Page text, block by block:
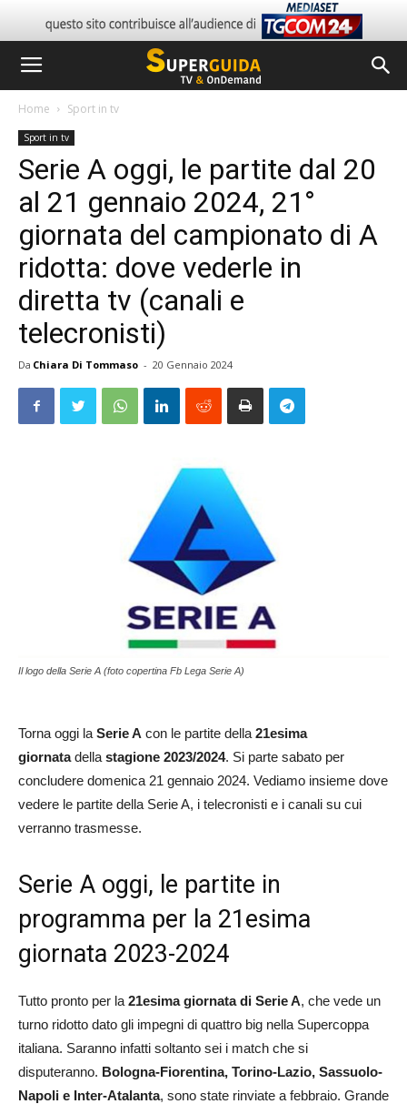
Home Sport in tv
Sport in tv
Serie A oggi, le partite dal 20
al 21 gennaio 2024, 21°
giornata del campionato di A
ridotta: dove vederle in
diretta tv (canali e
telecronisti)
Da Chiara Di Tommaso - 20 Gennaio 2024
Il logo della Serie A (foto copertina Fb Lega Serie A)
Torna oggi la Serie A con le partite della 21esima
giornatadella stagione 2023/2024. Si parte sabato per
concludere domenica 21 gennaio 2024. Vediamo insieme dove
vedere le partite della Serie A, i telecronisti e i canali su cui
verranno trasmesse.
Serie A oggi, le partite in
programma per la 21esima
giornata 2023-2024
Tutto pronto per la 21esima giornata di Serie A, che vede un
turno ridotto dato gli impegni di quattro big nella Supercoppa
italiana. Saranno infatti soltanto sei i match che si
disputeranno. Bologna-Fiorentina, Torino-Lazio, Sassuolo-
Napoli e Inter-Atalanta, sono state rinviate a febbraio. Grande